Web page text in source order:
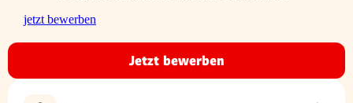
jetzt bewerben
Jetzt bewerben